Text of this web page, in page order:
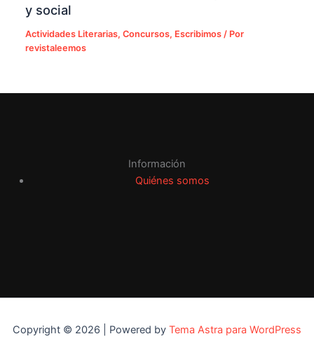
y social
Actividades Literarias,Concursos, Escribimos / Por
revistaleemos
Información
Quiénes somos
Copyright © 2026 | Powered by Tema Astra para WordPress